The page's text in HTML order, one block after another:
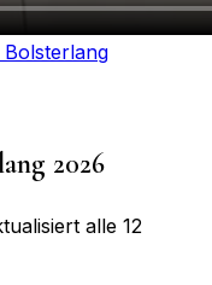
Bolsterlang
2026
alle 12